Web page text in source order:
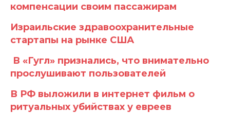
компенсации своим пассажирам
Израильские здравоохранительные
стартапы на рынке США
В «Гугл» признались, что внимательно
прослушивают пользователей
В РФ выложили в интернет фильм о
ритуальных убийствах у евреев